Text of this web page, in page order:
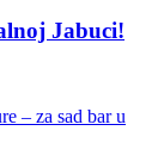
Jabuci!